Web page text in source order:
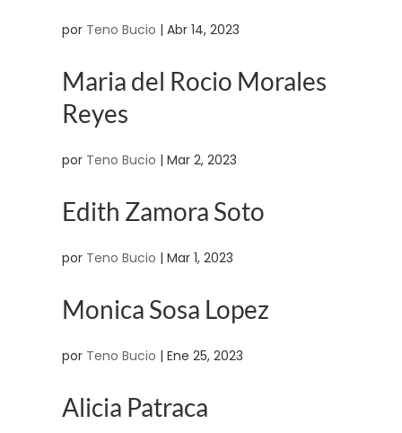
por Teno Bucio | Abr 14, 2023
Maria del Rocio Morales
Reyes
por Teno Bucio | Mar 2, 2023
Edith Zamora Soto
por Teno Bucio | Mar 1, 2023
Monica Sosa Lopez
por Teno Bucio | Ene 25, 2023
Alicia Patraca